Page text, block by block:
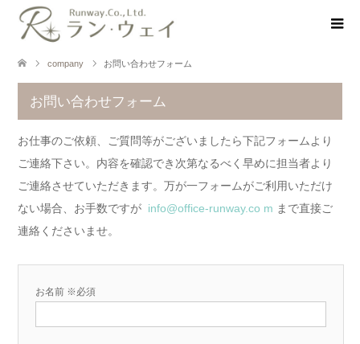
company お問い合わせフォーム
お問い合わせフォーム
お仕事のご依頼、ご質問等がございましたら下記フォームより
ご連絡下さい。内容を確認でき次第なるべく早めに担当者より
ご連絡させていただきます。万が一フォームがご利用いただけ
ない場合、お手数ですが info@office-runway.co m まで直接ご
連絡くださいませ。
お名前 ※必須